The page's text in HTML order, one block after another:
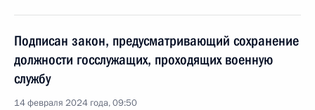
Подписан закон, предусматривающий сохранение
должности госслужащих, проходящих военную
службу
14 февраля 2024 года, 09:50